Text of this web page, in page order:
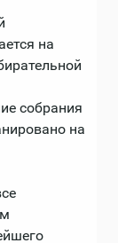
на
собрания
на